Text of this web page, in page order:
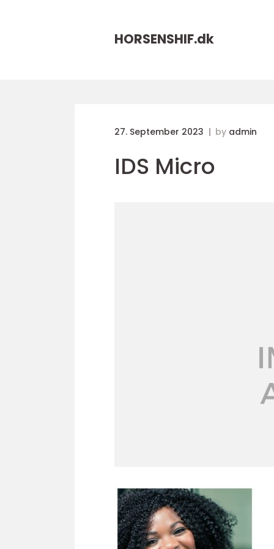
HORSENSHIF.dk
27. September 2023 by admin
IDS Micro